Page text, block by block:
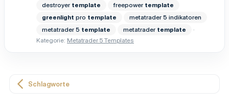
destroyer template freepower template
greenlight pro template
metatrader 5 indikatoren
metatrader 5 template metatrader template
Kategorie: Metatrader 5 Templates
Schlagworte